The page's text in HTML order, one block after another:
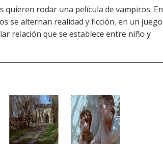
quieren rodar una película de vampiros. En
se alternan realidad y ficción, en un juego
relación que se establece entre niño y